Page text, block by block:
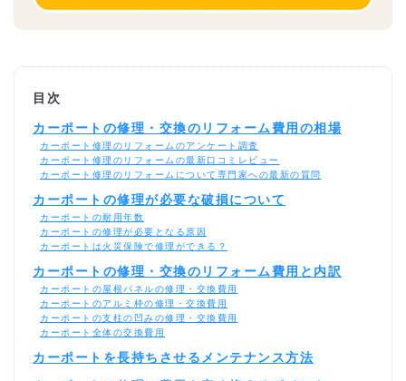
目次
カーポートの修理・交換のリフォーム費用の相場
カーポート修理のリフォームのアンケート調査
カーポート修理のリフォームの最新口コミレビュー
カーポート修理のリフォームについて専門家への最新の質問
カーポートの修理が必要な破損について
カーポートの耐用年数
カーポートの修理が必要となる原因
カーポートは火災保険で修理ができる？
カーポートの修理・交換のリフォーム費用と内訳
カーポートの屋根パネルの修理・交換費用
カーポートのアルミ枠の修理・交換費用
カーポートの支柱の凹みの修理・交換費用
カーポート全体の交換費用
カーポートを長持ちさせるメンテナンス方法